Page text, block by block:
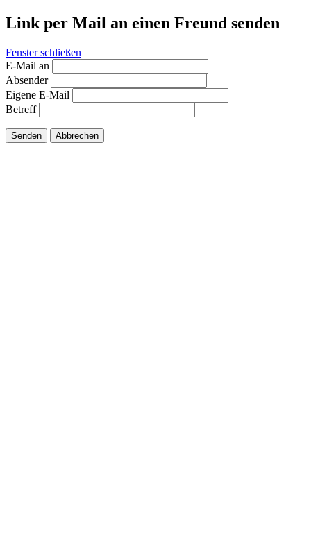
Link per Mail an einen Freund senden
Fenster schließen
E-Mail an
Absender
Eigene E-Mail
Betreff
Senden Abbrechen